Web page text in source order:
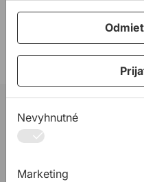
spojov a stavebných
konštrukcií pre Váš
pasívny alebo
nízkoenergetický dom ?
Máme pre Vás riešenie.
allmedia@allmedia.sk
Nevyhnutné
Marketing